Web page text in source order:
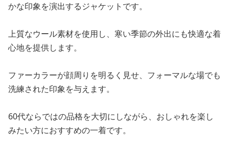
かな印象を演出するジャケットです。
上質なウール素材を使用し、寒い季節の外出にも快適な着
心地を提供します。
ファーカラーが顔周りを明るく見せ、フォーマルな場でも
洗練された印象を与えます。
60代ならではの品格を大切にしながら、おしゃれを楽し
みたい方におすすめの一着です。